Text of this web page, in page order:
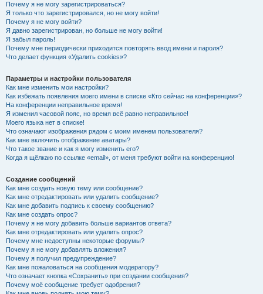
Почему я не могу зарегистрироваться?
Я только что зарегистрировался, но не могу войти!
Почему я не могу войти?
Я давно зарегистрирован, но больше не могу войти!
Я забыл пароль!
Почему мне периодически приходится повторять ввод имени и пароля?
Что делает функция «Удалить cookies»?
Параметры и настройки пользователя
Как мне изменить мои настройки?
Как избежать появления моего имени в списке «Кто сейчас на конференции»?
На конференции неправильное время!
Я изменил часовой пояс, но время всё равно неправильное!
Моего языка нет в списке!
Что означают изображения рядом с моим именем пользователя?
Как мне включить отображение аватары?
Что такое звание и как я могу изменить его?
Когда я щёлкаю по ссылке «email», от меня требуют войти на конференцию!
Создание сообщений
Как мне создать новую тему или сообщение?
Как мне отредактировать или удалить сообщение?
Как мне добавить подпись к своему сообщению?
Как мне создать опрос?
Почему я не могу добавить больше вариантов ответа?
Как мне отредактировать или удалить опрос?
Почему мне недоступны некоторые форумы?
Почему я не могу добавлять вложения?
Почему я получил предупреждение?
Как мне пожаловаться на сообщения модератору?
Что означает кнопка «Сохранить» при создании сообщения?
Почему моё сообщение требует одобрения?